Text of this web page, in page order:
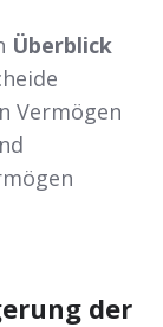
Überblick
Vermögen
der